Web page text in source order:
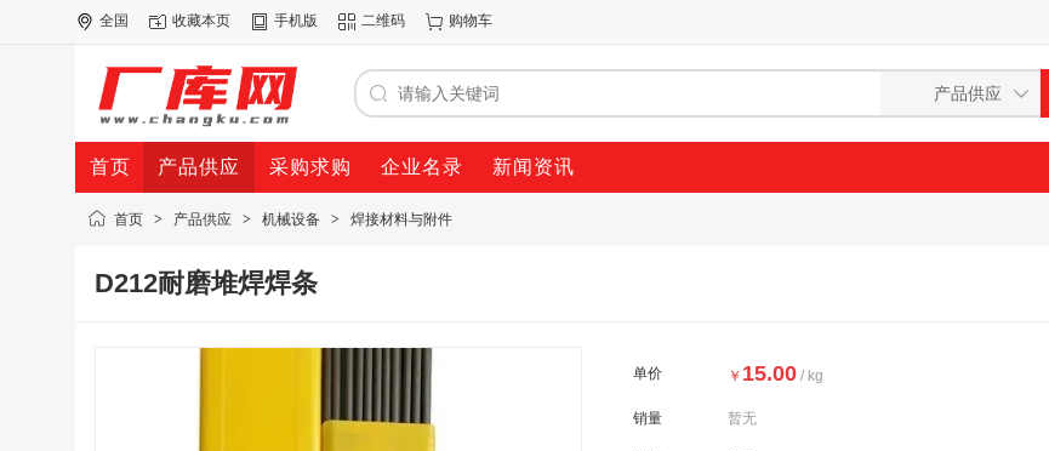
全国 收藏本页 手机版 二维码 购物车
首页 产品供应 采购求购 企业名录 新闻资讯
首页 > 产品供应 > 机械设备 > 焊接材料与附件
D212耐磨堆焊焊条
单价 ￥ 15.00 / kg
销量 暂无